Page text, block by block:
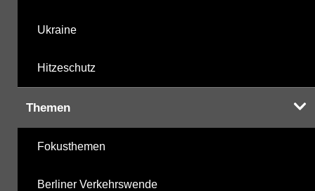
Ukraine
Hitzeschutz
Themen
Fokusthemen
Berliner Verkehrswende